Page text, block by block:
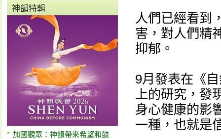
神韻特輯
加國觀眾：神韻帶來希望和鼓
人們已經看到
害，對人們精
抑郁。
9月發表在《
上的研究，發
身心健康的影
一種，也就是